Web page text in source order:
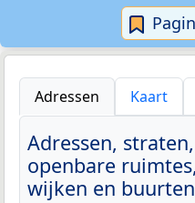
Adressen Kaart
Adressen,
openbare
wijken en